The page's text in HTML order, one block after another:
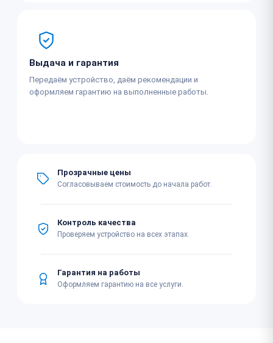
Выдача и гарантия
Передаём устройство, даём рекомендации и
оформляем гарантию на выполненные работы.
Прозрачные цены
Согласовываем стоимость до начала работ.
Контроль качества
Проверяем устройство на всех этапах.
Гарантия на работы
Оформляем гарантию на все услуги.